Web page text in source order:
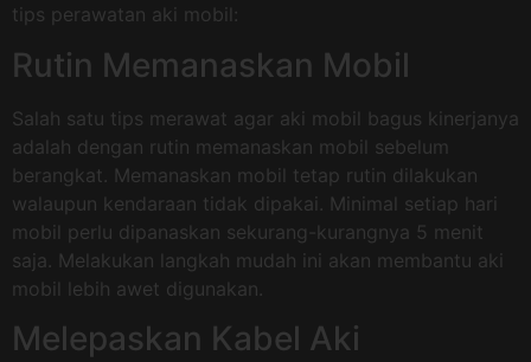
tips perawatan aki mobil:
Rutin Memanaskan Mobil
Salah satu tips merawat agar aki mobil bagus kinerjanya
adalah dengan rutin memanaskan mobil sebelum
berangkat. Memanaskan mobil tetap rutin dilakukan
walaupun kendaraan tidak dipakai. Minimal setiap hari
mobil perlu dipanaskan sekurang-kurangnya 5 menit
saja. Melakukan langkah mudah ini akan membantu aki
mobil lebih awet digunakan.
Melepaskan Kabel Aki